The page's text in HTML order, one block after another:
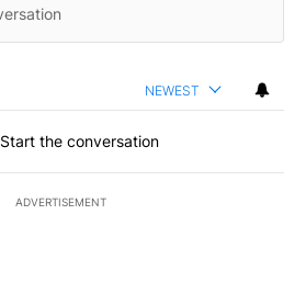
NEWEST
Start the conversation
ADVERTISEMENT